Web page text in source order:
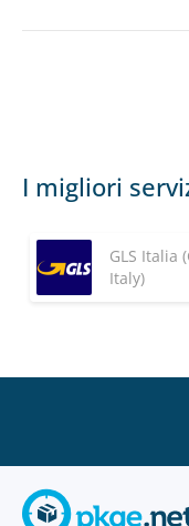
I migliori
GLS Italia
Italy)